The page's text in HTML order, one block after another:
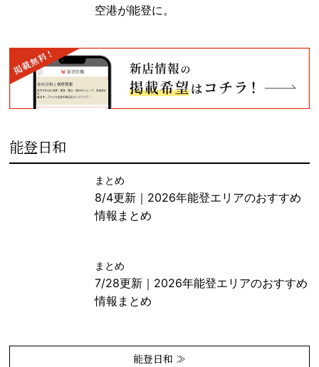
空港が能登に。
能登日和
まとめ
8/4更新｜2026年能登エリアのおすすめ
情報まとめ
まとめ
7/28更新｜2026年能登エリアのおすすめ
情報まとめ
能登日和 ≫